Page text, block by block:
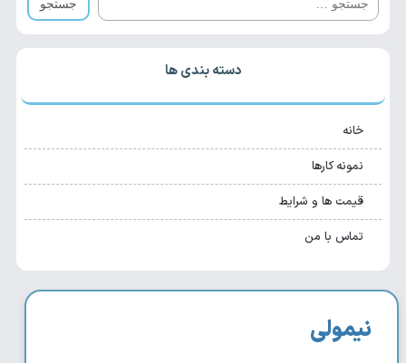
دسته بندی ها
خانه
نمونه کارها
قیمت ها و شرایط
تماس با من
نیمولی